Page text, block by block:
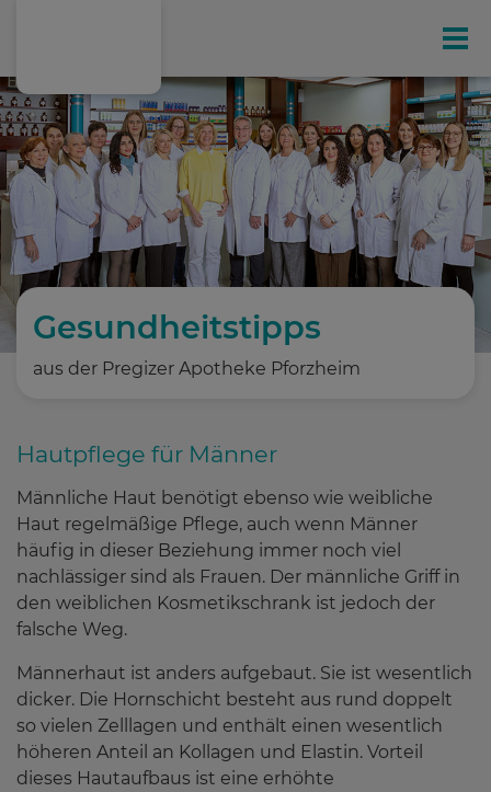
Ihr exklusives Kunden-Magazin
Online-Shop
Leistungen
Hausspezialitäten
Gesundheitstipps
Service
Über uns
Gesundheitstipps
aus der Pregizer Apotheke Pforzheim
Hautpflege für Männer
Männliche Haut benötigt ebenso wie weibliche
Haut regelmäßige Pflege, auch wenn Männer
häufig in dieser Beziehung immer noch viel
nachlässiger sind als Frauen. Der männliche Griff in
den weiblichen Kosmetikschrank ist jedoch der
falsche Weg.
Männerhaut ist anders aufgebaut. Sie ist wesentlich
dicker. Die Hornschicht besteht aus rund doppelt
so vielen Zelllagen und enthält einen wesentlich
höheren Anteil an Kollagen und Elastin. Vorteil
dieses Hautaufbaus ist eine erhöhte